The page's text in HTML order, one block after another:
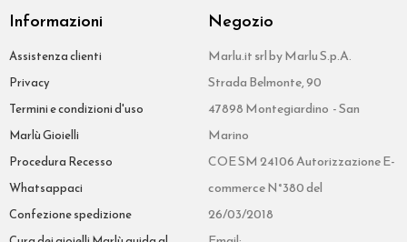
Informazioni
Assistenza clienti
Privacy
Termini e condizioni d'uso
Marlù Gioielli
Procedura Recesso
Whatsappaci
Confezione spedizione
Negozio
Marlu.it srl by Marlu S.p.A.
Strada Belmonte, 90
47898 Montegiardino - San
Marino
COE SM 24106 Autorizzazione E-
commerce N°380 del
26/03/2018